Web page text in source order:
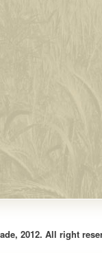
2012. All right